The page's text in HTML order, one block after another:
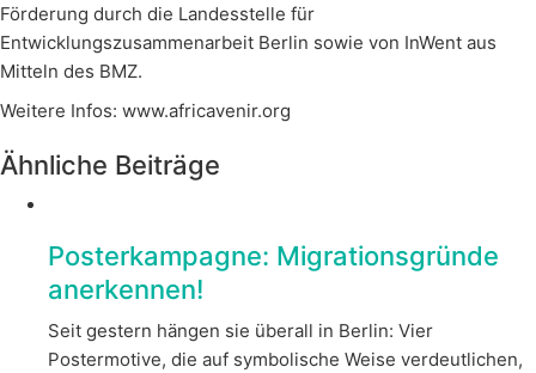
Förderung durch die Landesstelle für
Entwicklungszusammenarbeit Berlin sowie von InWent aus
Mitteln des BMZ.
Weitere Infos: www.africavenir.org
Ähnliche Beiträge
Posterkampagne: Migrationsgründe
anerkennen!
Seit gestern hängen sie überall in Berlin: Vier
Postermotive, die auf symbolische Weise verdeutlichen,